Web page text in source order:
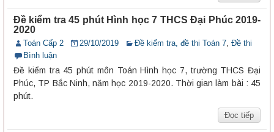
Đề kiểm tra 45 phút Hình học 7 THCS Đại Phúc 2019-
2020
Toán Cấp 2 29/10/2019 Đề kiểm tra, đề thi Toán 7, Đề thi
Bình luận
Đề kiểm tra 45 phút môn Toán Hình học 7, trường THCS Đại
Phúc, TP Bắc Ninh, năm học 2019-2020. Thời gian làm bài : 45
phút.
Đọc tiếp